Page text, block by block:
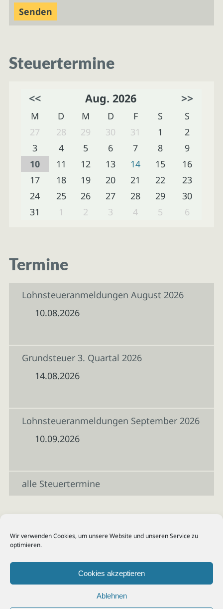
Wir verwenden Cookies, um unsere Website und unseren Service zu
optimieren.
Cookies akzeptieren
Ablehnen
Steuertermine
<< Aug. 2026 >>
M D M D F S
S
27
28 29 30 31 1
2
3
4 5 6 7 8
9
10
11 12 13 14 15
16
17
18 19 20 21 22
23
24
25 26 27 28 29
30
31
1 2 3 4 5 6
Termine
Lohnsteueranmeldungen August 2026
10.08.2026
Grundsteuer 3. Quartal 2026
14.08.2026
Lohnsteueranmeldungen September 2026
10.09.2026
alle Steuertermine